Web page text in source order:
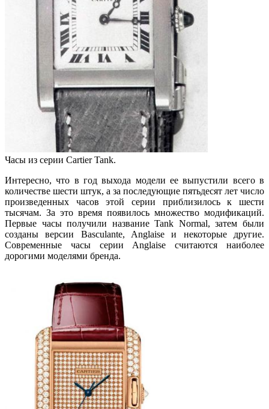
Часы из серии Cartier Tank.
Интересно, что в год выхода модели ее выпустили всего в
количестве шести штук, а за последующие пятьдесят лет число
произведенных часов этой серии приблизилось к шести
тысячам. За это время появилось множество модификаций.
Первые часы получили название Tank Normal, затем были
созданы версии Basculante, Anglaise и некоторые другие.
Современные часы серии Anglaise считаются наиболее
дорогими моделями бренда.